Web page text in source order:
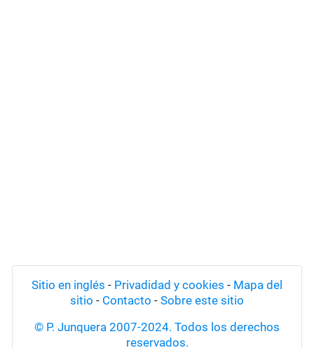
Sitio en inglés - Privadidad y cookies - Mapa del
sitio - Contacto - Sobre este sitio
© P. Junquera 2007-2024. Todos los derechos
reservados.